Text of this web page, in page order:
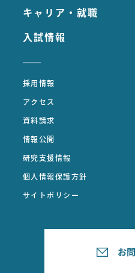
キャリア・就職
入試情報
採用情報
アクセス
資料請求
情報公開
研究支援情報
個人情報保護方針
サイトポリシー